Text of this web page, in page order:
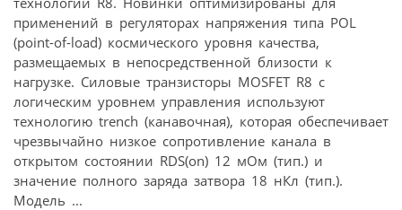
применений в регуляторах напряжения типа POL
(point-of-load) космического уровня качества,
размещаемых в непосредственной близости к
нагрузке. Силовые транзисторы MOSFET R8 с
логическим уровнем управления используют
технологию trench (канавочная), которая обеспечивает
чрезвычайно низкое сопротивление канала в
открытом состоянии RDS(on) 12 мОм (тип.) и
значение полного заряда затвора 18 нКл (тип.).
Модель ...